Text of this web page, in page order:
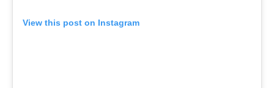
View this post on Instagram